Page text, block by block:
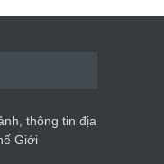
thông tin địa
Giới